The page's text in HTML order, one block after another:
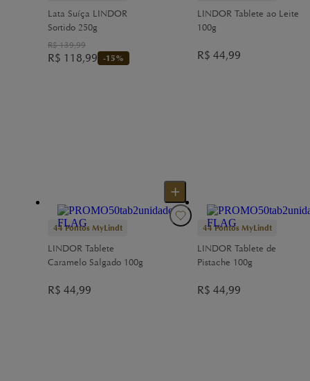
Lata Suíça LINDOR
Sortido 250g
R$139,99
R$ 118,99 -15%
LINDOR Tablete ao Leite
100g
R$ 44,99
44Pontos MyLindt
LINDOR Tablete
Caramelo Salgado 100g
R$ 44,99
44Pontos MyLindt
LINDOR Tablete de
Pistache 100g
R$ 44,99